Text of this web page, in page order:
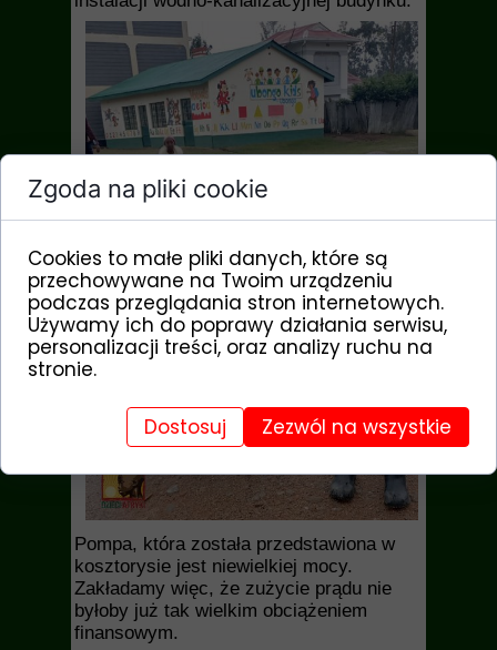
Pompa, która została przedstawiona w
kosztorysie jest niewielkiej mocy.
Zakładamy więc, że zużycie prądu nie
byłoby już tak wielkim obciążeniem
finansowym.
Zgoda na pliki cookie
Cookies to małe pliki danych, które są
przechowywane na Twoim urządzeniu
podczas przeglądania stron internetowych.
Używamy ich do poprawy działania serwisu,
personalizacji treści, oraz analizy ruchu na
stronie.
Dostosuj Zezwól na wszystkie